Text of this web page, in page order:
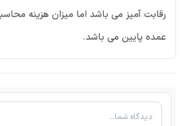
رقابت آمیز می باشد اما میزان هزینه
عمده پایین می باشد.